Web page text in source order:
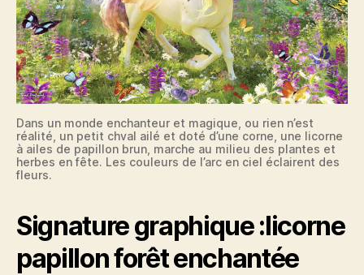
Dans un monde enchanteur et magique, ou rien n’est
réalité, un petit chval ailé et doté d’une corne, une licorne
à ailes de papillon brun, marche au milieu des plantes et
herbes en fête. Les couleurs de l’arc en ciel éclairent des
fleurs.
Signature graphique :licorne
papillon forêt enchantée